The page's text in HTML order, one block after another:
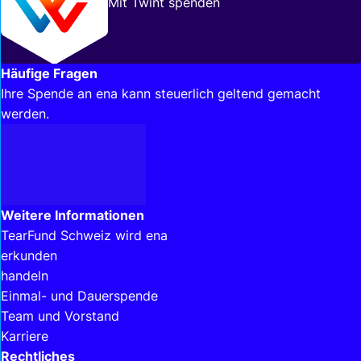
Häufige Fragen
Ihre Spende an ena kann steuerlich geltend gemacht
werden.
Interessante Links
Weitere Informationen
TearFund Schweiz wird ena
erkunden
handeln
Einmal- und Dauerspende
Team und Vorstand
Karriere
Rechtliches